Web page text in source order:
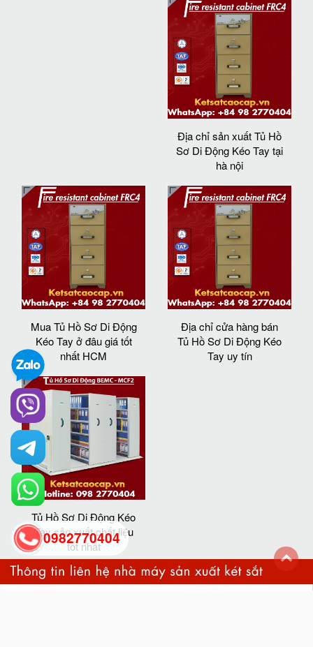
Địa chỉ sản xuất Tủ Hồ
Sơ Di Động Kéo Tay tại
hà nội
Mua Tủ Hồ Sơ Di Động
Kéo Tay ở đâu giá tốt
nhất HCM
Địa chỉ cửa hàng bán
Tủ Hồ Sơ Di Động Kéo
Tay uy tín
Tủ Hồ Sơ Di Động Kéo
Tay sản xuất chất liệu
tốt nhất
0982770404
back